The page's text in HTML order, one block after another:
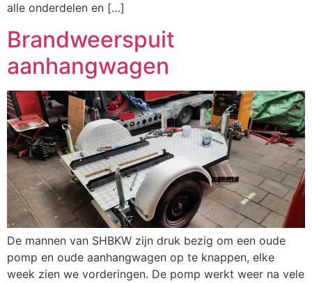
alle onderdelen en […]
Brandweerspuit
aanhangwagen
De mannen van SHBKW zijn druk bezig om een oude
pomp en oude aanhangwagen op te knappen, elke
week zien we vorderingen. De pomp werkt weer na vele